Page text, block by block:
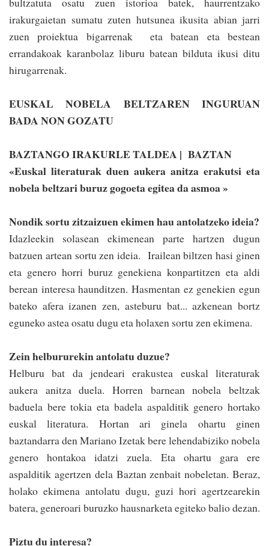
irakurgaietan sumatu zuten hu­tsunea ikusita abian jarri
zuen proiektua bigarrenak eta batean eta bestean
errandakoak karanbolaz liburu batean bilduta ikusi ditu
hirugarrenak.
EUSKAL NOBELA BELTZAREN INGURUAN
BADA NON GOZATU
BAZTANGO IRAKURLE TALDEA | BAZTAN
«Euskal literaturak duen aukera anitza erakutsi eta
nobela beltzari buruz gogoeta egitea da asmoa »
Nondik sortu zitzaizuen ekimen hau antolatzeko ideia?
Idazleekin solasean ekimenean parte hartzen dugun
batzuen artean sortu zen ideia. Irailean biltzen hasi ginen
eta genero horri buruz genekiena konpartitzen eta aldi
berean interesa haunditzen. Hasmentan ez genekien egun
bateko afera izanen zen, asteburu bat... azkenean bortz
eguneko astea osatu dugu eta holaxen sortu zen ekimena.
Zein helbururekin antolatu duzue?
Helburu bat da jendeari erakustea euskal literaturak
aukera ­anitza duela. Horren barnean nobela beltzak
baduela bere tokia eta badela aspalditik genero hortako
euskal literatura. Hortan ari ginela ohartu ginen
baztandarra den Mariano Izetak bere lehendabiziko nobela
genero hontakoa idatzi zuela. Eta ohartu gara ere
aspalditik agertzen dela Baztan zenbait nobeletan. Beraz,​
holako ekimena antolatu dugu, guzi hori agertzearekin
batera, generoari buruzko hausnarketa egiteko balio dezan.
Piztu du interesa?